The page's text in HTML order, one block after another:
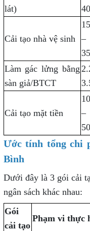
lát)
Cải tạo nhà vệ sinh
–
Làm gác lửng bằng
sàn giả/BTCT
Cải tạo mặt tiền
–
Ước tính tổng chi
Bình
Dưới đây là 3 gói cải
ngân sách khác nhau:
Gói
cải tạo
Phạm vi thực